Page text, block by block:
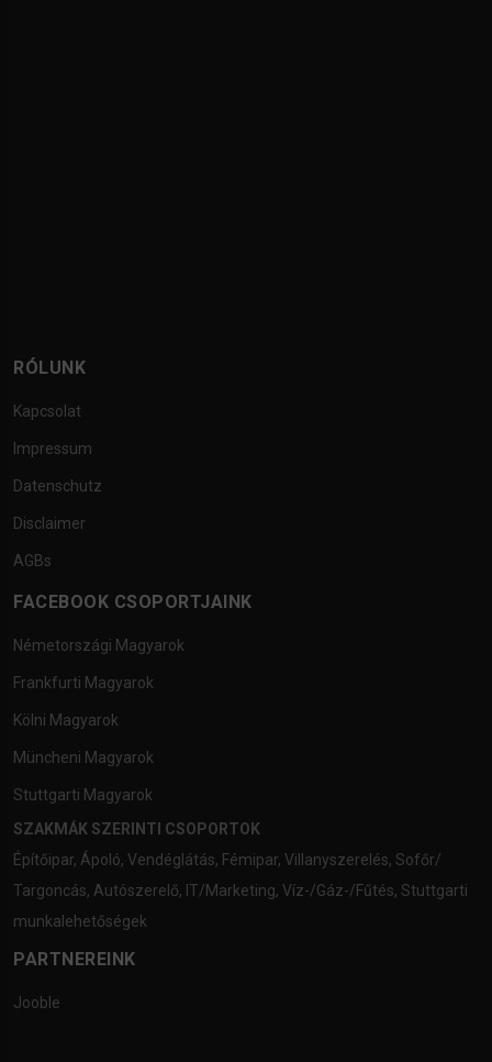
RÓLUNK
Kapcsolat
Impressum
Datenschutz
Disclaimer
AGBs
FACEBOOK CSOPORTJAINK
Németországi Magyarok
Frankfurti Magyarok
Kölni Magyarok
Müncheni Magyarok
Stuttgarti Magyarok
SZAKMÁK SZERINTI CSOPORTOK
Építőipar, Ápoló, Vendéglátás, Fémipar, Villanyszerelés, Sofőr/
Targoncás, Autószerelő, IT/Marketing, Víz-/Gáz-/Fűtés, Stuttgarti
munkalehetőségek
PARTNEREINK
Jooble